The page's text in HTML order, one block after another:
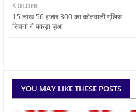
OLDER
15 लाख 56 हजार 300 का कोतवाली पुलिस
सिवनी ने पकड़ा जुआं
YOU MAY LIKE THESE POSTS